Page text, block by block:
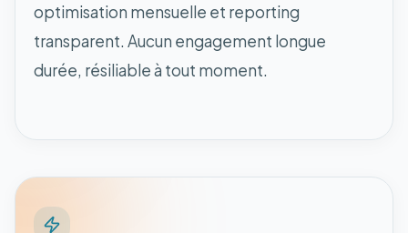
optimisation mensuelle et reporting
transparent. Aucun engagement longue
durée, résiliable à tout moment.